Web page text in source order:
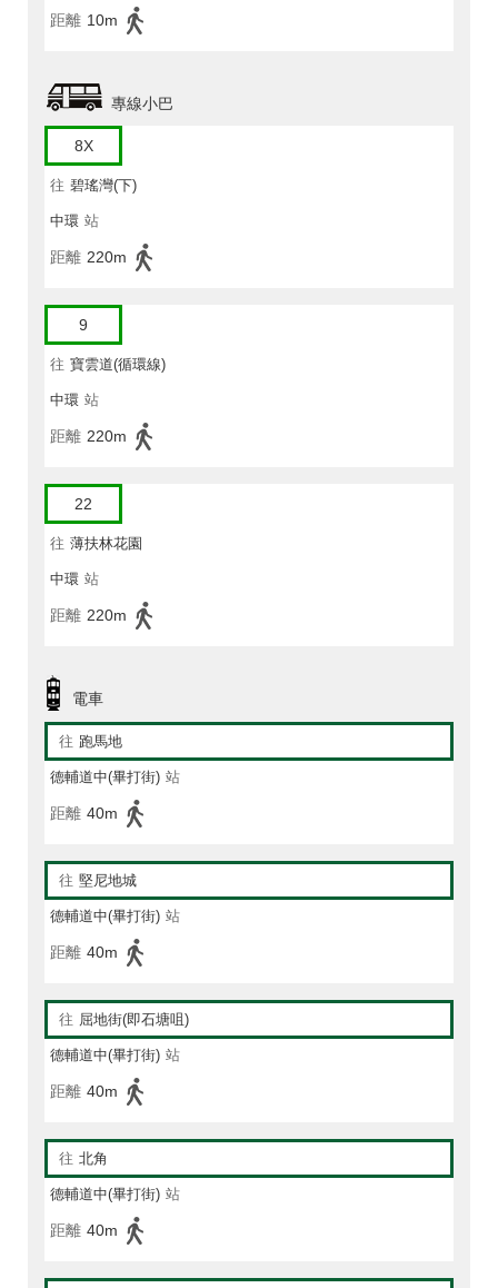
距離 10m
專線小巴
8X
往 碧瑤灣(下)
中環 站
距離 220m
9
往 寶雲道(循環線)
中環 站
距離 220m
22
往 薄扶林花園
中環 站
距離 220m
電車
往 跑馬地
德輔道中(畢打街) 站
距離 40m
往 堅尼地城
德輔道中(畢打街) 站
距離 40m
往 屈地街(即石塘咀)
德輔道中(畢打街) 站
距離 40m
往 北角
德輔道中(畢打街) 站
距離 40m